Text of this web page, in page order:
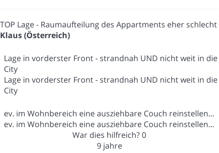
TOP Lage - Raumaufteilung des Appartments eher schlecht
Klaus (Österreich)
Lage in vorderster Front - strandnah UND nicht weit in die
City
Lage in vorderster Front - strandnah UND nicht weit in die
City
ev. im Wohnbereich eine ausziehbare Couch reinstellen...
ev. im Wohnbereich eine ausziehbare Couch reinstellen...
War dies hilfreich?0
9 jahre